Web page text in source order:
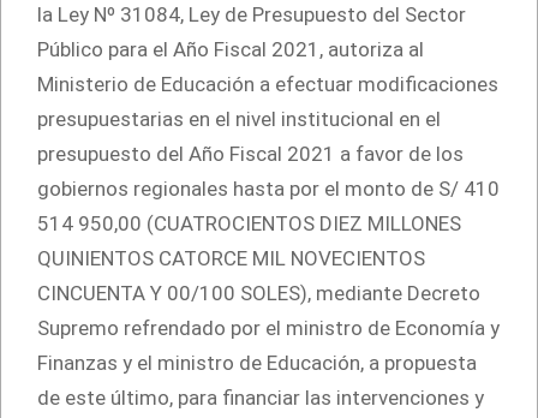
la Ley Nº 31084, Ley de Presupuesto del Sector
Público para el Año Fiscal 2021, autoriza al
Ministerio de Educación a efectuar modificaciones
presupuestarias en el nivel institucional en el
presupuesto del Año Fiscal 2021 a favor de los
gobiernos regionales hasta por el monto de S/ 410
514 950,00 (CUATROCIENTOS DIEZ MILLONES
QUINIENTOS CATORCE MIL NOVECIENTOS
CINCUENTA Y 00/100 SOLES), mediante Decreto
Supremo refrendado por el ministro de Economía y
Finanzas y el ministro de Educación, a propuesta
de este último, para financiar las intervenciones y